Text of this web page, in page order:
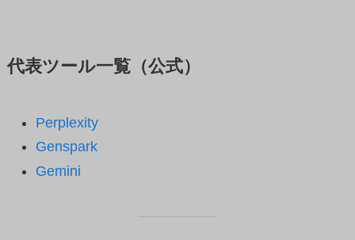
代表ツール一覧（公式）
Perplexity
Genspark
Gemini